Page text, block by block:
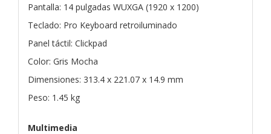
Pantalla: 14 pulgadas WUXGA (1920 x 1200)
Teclado: Pro Keyboard retroiluminado
Panel táctil: Clickpad
Color: Gris Mocha
Dimensiones: 313.4 x 221.07 x 14.9 mm
Peso: 1.45 kg
Multimedia